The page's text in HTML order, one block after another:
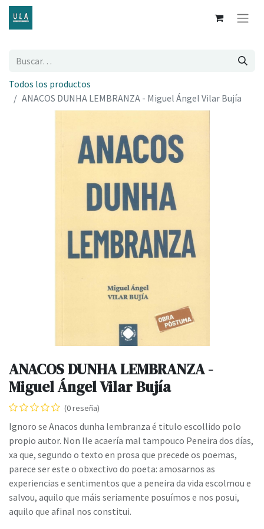
Todos los productos
ANACOS DUNHA LEMBRANZA - Miguel Ángel Vilar Bujía
ANACOS DUNHA LEMBRANZA -
Miguel Ángel Vilar Bujía
(0 reseña)
Ignoro se Anacos dunha lembranza é titulo escollido polo
propio autor. Non lle acaería mal tampouco Peneira dos días,
xa que, segundo o texto en prosa que precede os poemas,
parece ser este o obxectivo do poeta: amosarnos as
experiencias e sentimentos que a peneira da vida escolmou e
salvou, aquilo que máis seriamente posuímos e nos posui,
aquilo que afinal nos constitui.